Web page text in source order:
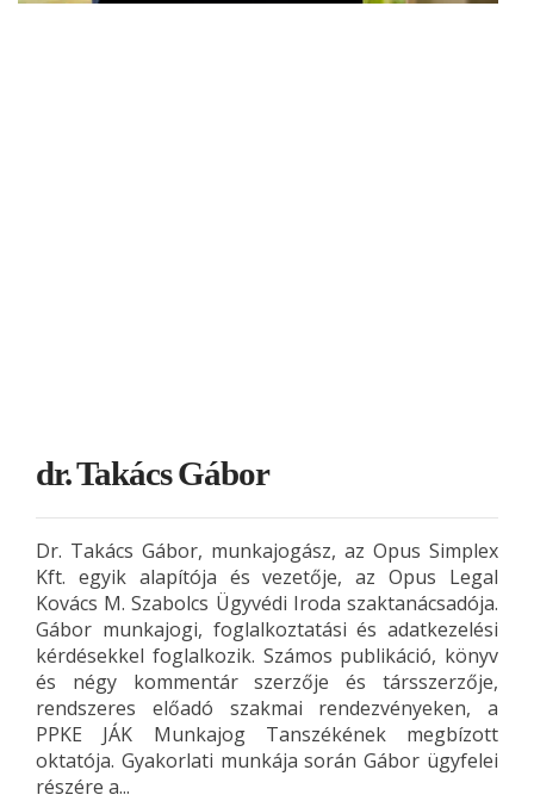
dr. Takács Gábor
Dr. Takács Gábor, munkajogász, az Opus Simplex
Kft. egyik alapítója és vezetője, az Opus Legal
Kovács M. Szabolcs Ügyvédi Iroda szaktanácsadója.
Gábor munkajogi, foglalkoztatási és adatkezelési
kérdésekkel foglalkozik. Számos publikáció, könyv
és négy kommentár szerzője és társszerzője,
rendszeres előadó szakmai rendezvényeken, a
PPKE JÁK Munkajog Tanszékének megbízott
oktatója. Gyakorlati munkája során Gábor ügyfelei
részére a...